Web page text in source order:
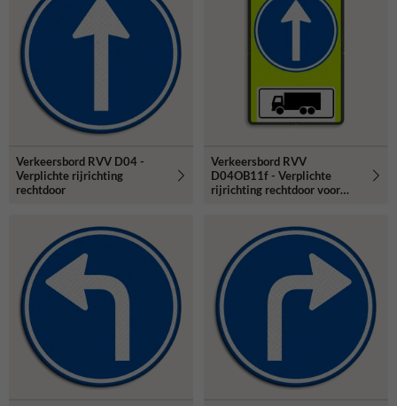
Verkeersbord RVV D04 -
Verplichte rijrichting
rechtdoor
Verkeersbord RVV
D04OB11f - Verplichte
rijrichting rechtdoor voor